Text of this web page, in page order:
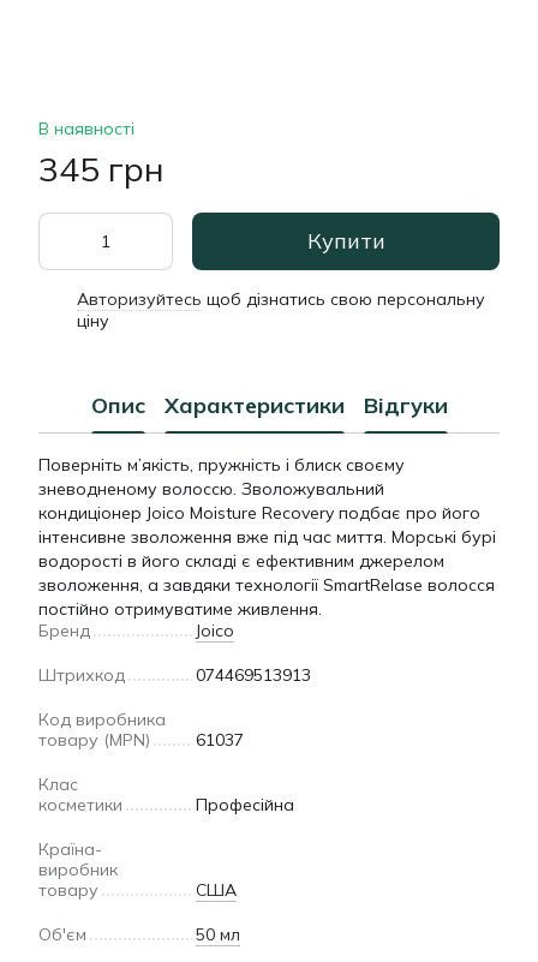
В наявності
345 грн
Купити
Авторизуйтесь щоб дізнатись свою персональну
ціну
Опис Характеристики Відгуки
Поверніть м’якість, пружність і блиск своєму
зневодненому волоссю. Зволожувальний
кондиціонер Joico Moisture Recovery подбає про його
інтенсивне зволоження вже під час миття. Морські бурі
водорості в його складі є ефективним джерелом
зволоження, а завдяки технології SmartRelase волосся
постійно отримуватиме живлення.
Бренд
Joico
Штрихкод 074469513913
Код виробника
товару (MPN)
61037
Клас
косметики
Професійна
Країна-
виробник
товару
США
Об'єм 50 мл